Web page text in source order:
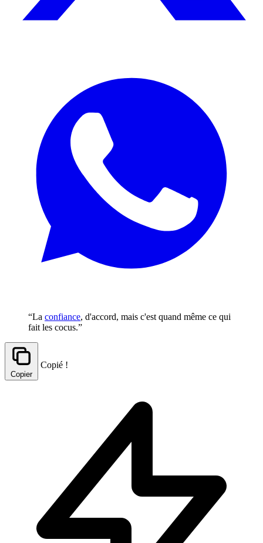
“La confiance, d'accord, mais c'est quand même ce qui
fait les cocus.”
Copier
Copié !